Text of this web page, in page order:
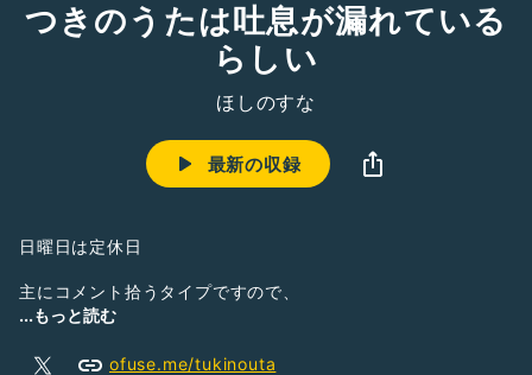
つきのうたは吐息が漏れている
らしい
ほしのすな
最新の収録
日曜日は定休日
主にコメント拾うタイプですので、
たくさんコメントくれると嬉しいです🌝💞
★控えてほしいコメント（具体例）
...もっと読む
ofuse.me/tukinouta